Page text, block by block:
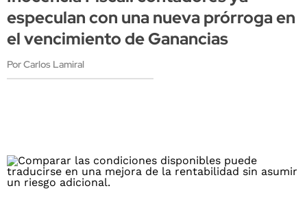
especulan con una nueva prórroga en
el vencimiento de Ganancias
Por Carlos Lamiral